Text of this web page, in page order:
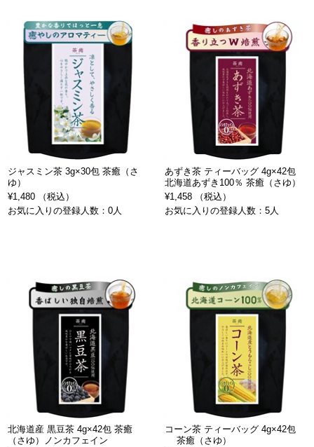
ジャスミン茶 3g×30包 茶癒（さ
ゆ）
¥1,480 （税込）
お気に入りの登録人数：0人
あずき茶 ティーバッグ 4g×42包
北海道あずき100％ 茶癒（さゆ）
¥1,458 （税込）
お気に入りの登録人数：5人
北海道産 黒豆茶 4g×42包 茶癒
（さゆ）ノンカフェイン
コーン茶 ティーバッグ 4g×42包
茶癒（さゆ）